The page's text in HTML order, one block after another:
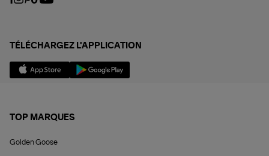
TÉLÉCHARGEZ L'APPLICATION
TOP MARQUES
Golden Goose